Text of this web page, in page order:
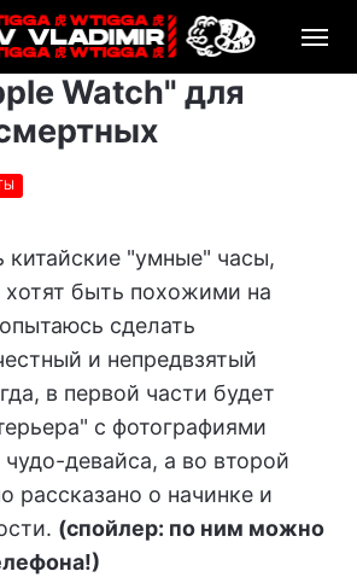
Watch" для
китайские "умные" часы,
хотят быть похожими на
сделать
и непредвзятый
в первой части будет
с фотографиями
девайса, а во второй
рассказано о начинке и
(спойлер: по ним можно